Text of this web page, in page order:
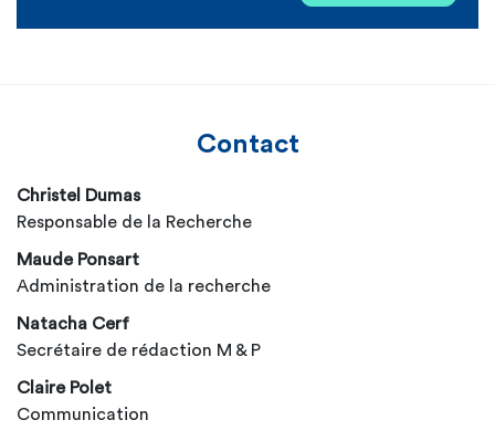
Contact
Christel Dumas
Responsable de la Recherche
Maude Ponsart
Administration de la recherche
Natacha Cerf
Secrétaire de rédaction M & P
Claire Polet
Communication